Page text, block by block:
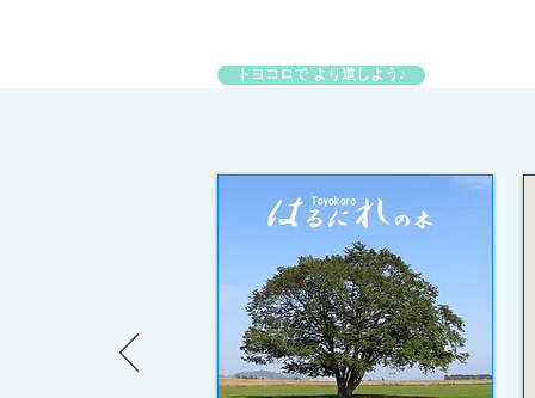
トヨコロで より道しよう♪
トヨコロで より道しよう♪